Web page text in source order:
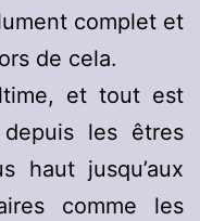
complet et
de cela.
et tout est
les êtres
haut jusqu’aux
comme les